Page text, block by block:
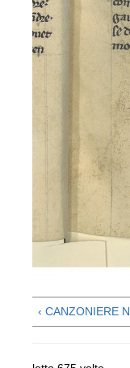
‹ CANZONIERE N